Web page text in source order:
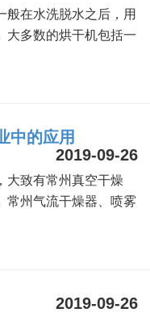
般在水洗脱水之后，用
大多数的烘干机包括一
中的应用
2019-09-26
大致有常州真空干燥
常州气流干燥器、喷雾
2019-09-26